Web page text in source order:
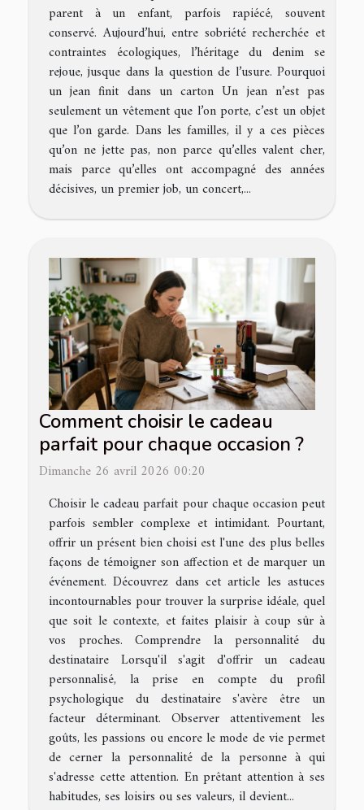
parent à un enfant, parfois rapiécé, souvent
conservé. Aujourd’hui, entre sobriété recherchée et
contraintes écologiques, l’héritage du denim se
rejoue, jusque dans la question de l’usure. Pourquoi
un jean finit dans un carton Un jean n’est pas
seulement un vêtement que l’on porte, c’est un objet
que l’on garde. Dans les familles, il y a ces pièces
qu’on ne jette pas, non parce qu’elles valent cher,
mais parce qu’elles ont accompagné des années
décisives, un premier job, un concert,...
Comment choisir le cadeau
parfait pour chaque occasion ?
Dimanche 26 avril 2026 00:20
Choisir le cadeau parfait pour chaque occasion peut
parfois sembler complexe et intimidant. Pourtant,
offrir un présent bien choisi est l'une des plus belles
façons de témoigner son affection et de marquer un
événement. Découvrez dans cet article les astuces
incontournables pour trouver la surprise idéale, quel
que soit le contexte, et faites plaisir à coup sûr à
vos proches. Comprendre la personnalité du
destinataire Lorsqu'il s'agit d'offrir un cadeau
personnalisé, la prise en compte du profil
psychologique du destinataire s'avère être un
facteur déterminant. Observer attentivement les
goûts, les passions ou encore le mode de vie permet
de cerner la personnalité de la personne à qui
s'adresse cette attention. En prêtant attention à ses
habitudes, ses loisirs ou ses valeurs, il devient...